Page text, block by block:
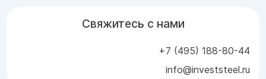
Свяжитесь с нами
+7 (495) 188-80-44
info@investsteel.ru